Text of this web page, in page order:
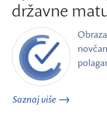
državne
Saznaj više